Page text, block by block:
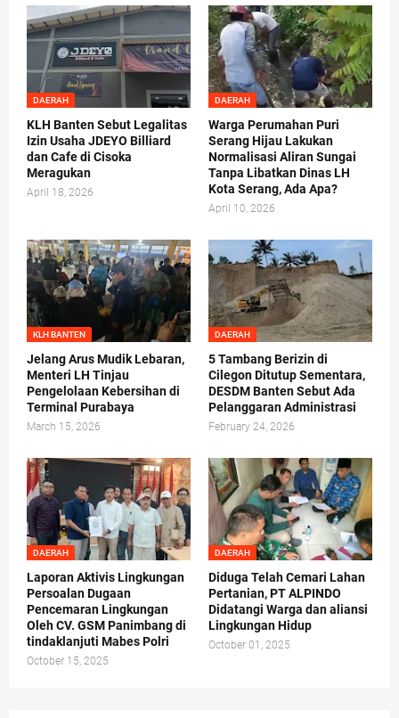
DAERAH
KLH Banten Sebut Legalitas
Izin Usaha JDEYO Billiard
dan Cafe di Cisoka
Meragukan
April 18, 2026
DAERAH
Warga Perumahan Puri
Serang Hijau Lakukan
Normalisasi Aliran Sungai
Tanpa Libatkan Dinas LH
Kota Serang, Ada Apa?
April 10, 2026
KLH BANTEN
Jelang Arus Mudik Lebaran,
Menteri LH Tinjau
Pengelolaan Kebersihan di
Terminal Purabaya
March 15, 2026
DAERAH
5 Tambang Berizin di
Cilegon Ditutup Sementara,
DESDM Banten Sebut Ada
Pelanggaran Administrasi
February 24, 2026
DAERAH
Laporan Aktivis Lingkungan
Persoalan Dugaan
Pencemaran Lingkungan
Oleh CV. GSM Panimbang di
tindaklanjuti Mabes Polri
October 15, 2025
DAERAH
Diduga Telah Cemari Lahan
Pertanian, PT ALPINDO
Didatangi Warga dan aliansi
Lingkungan Hidup
October 01, 2025